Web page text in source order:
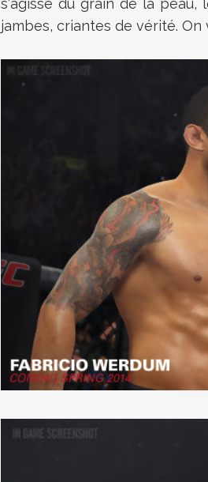
s'agisse du grain de la
jambes, criantes de vérité. On